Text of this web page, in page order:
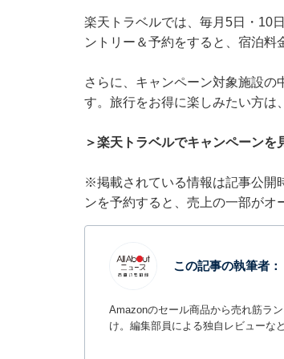
楽天トラベルでは、毎月5日・10
ントリー＆予約をすると、宿泊料
さらに、キャンペーン対象施設の
す。旅行をお得に楽しみたい方は
＞楽天トラベルでキャンペーンを
※掲載されている情報は記事公開
ンを予約すると、売上の一部がオ
この記事の執筆者：
Amazonのセール商品から売れ筋ラ
け。編集部員による独自レビューな